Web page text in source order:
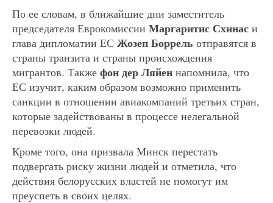
По ее словам, в ближайшие дни заместитель
председателя Еврокомиссии Маргаритис Схинас и
глава дипломатии ЕС Жозеп Боррель отправятся в
страны транзита и страны происхождения
мигрантов. Также фон дер Ляйен напомнила, что
ЕС изучит, каким образом возможно применить
санкции в отношении авиакомпаний третьих стран,
которые задействованы в процессе нелегальной
перевозки людей.
Кроме того, она призвала Минск перестать
подвергать риску жизни людей и отметила, что
действия белорусских властей не помогут им
преуспеть в своих целях.